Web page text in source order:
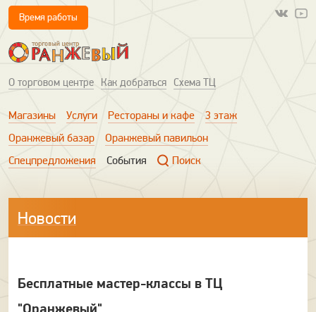
О торговом центре Как добраться Схема ТЦ
Время работы
Магазины Услуги Рестораны и кафе
3 этаж
Оранжевый базар
Оранжевый павильон
Спецпредложения
События Поиск
Новости
Бесплатные мастер-классы в ТЦ